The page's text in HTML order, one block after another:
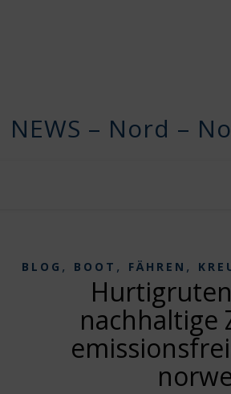
NEWS – Nord –
BLOG , BOOT , FÄHREN ,
nachhaltige